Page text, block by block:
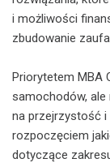
i możliwości
zbudowanie
Priorytetem MBA
samochodów, ale
na przejrzystość
rozpoczęciem
dotyczące